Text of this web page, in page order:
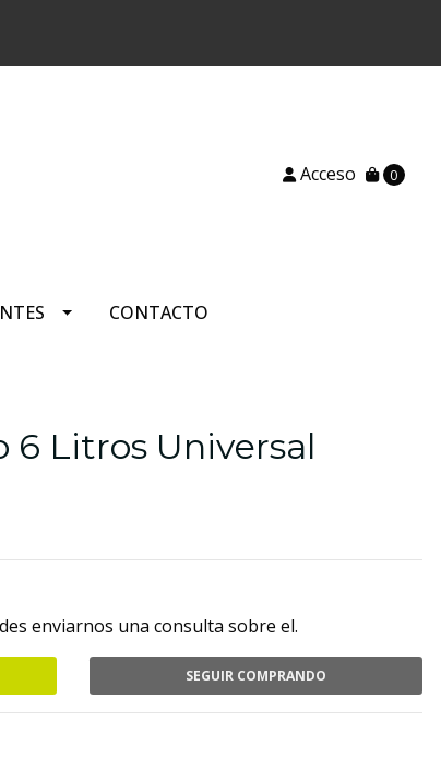
Acceso 0
CONTACTO
6 Litros Universal
enviarnos una consulta sobre el.
SEGUIR COMPRANDO